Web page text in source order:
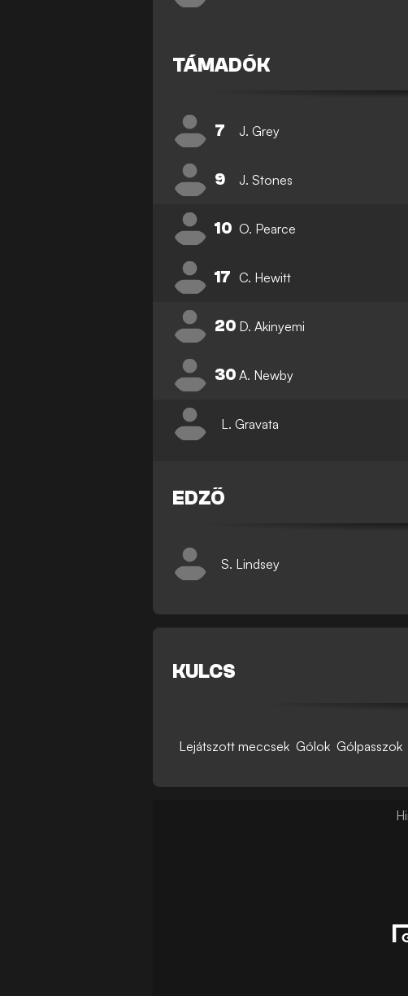
TÁMADÓK
7 J. Grey
9 J. Stones
10 O. Pearce
17 C. Hewitt
20 D. Akinyemi
30 A. Newby
L. Gravata
EDZŐ
S. Lindsey
KULCS
Lejátszott meccsek Gólok Gólpasszok